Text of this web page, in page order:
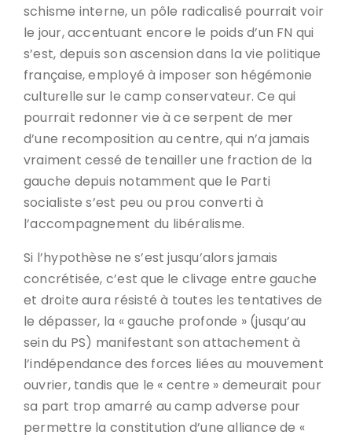
schisme interne, un pôle radicalisé pourrait voir
le jour, accentuant encore le poids d’un FN qui
s’est, depuis son ascension dans la vie politique
française, employé à imposer son hégémonie
culturelle sur le camp conservateur. Ce qui
pourrait redonner vie à ce serpent de mer
d’une recomposition au centre, qui n’a jamais
vraiment cessé de tenailler une fraction de la
gauche depuis notamment que le Parti
socialiste s’est peu ou prou converti à
l’accompagnement du libéralisme.
Si l’hypothèse ne s’est jusqu’alors jamais
concrétisée, c’est que le clivage entre gauche
et droite aura résisté à toutes les tentatives de
le dépasser, la « gauche profonde » (jusqu’au
sein du PS) manifestant son attachement à
l’indépendance des forces liées au mouvement
ouvrier, tandis que le « centre » demeurait pour
sa part trop amarré au camp adverse pour
permettre la constitution d’une alliance de «